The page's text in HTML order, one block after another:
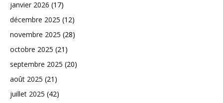
janvier 2026 (17)
décembre 2025 (12)
novembre 2025 (28)
octobre 2025 (21)
septembre 2025 (20)
août 2025 (21)
juillet 2025 (42)